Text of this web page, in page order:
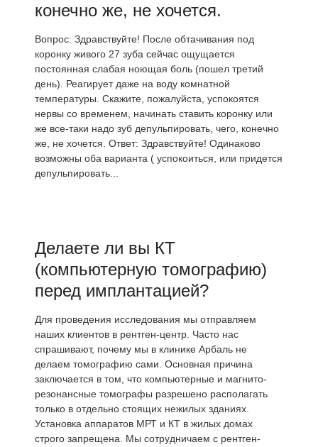
конечно же, не хочется.
Вопрос: Здравствуйте! После обтачивания под
коронку живого 27 зуба сейчас ощущается
постоянная слабая ноющая боль (пошел третий
день). Реагирует даже на воду комнатной
температуры. Скажите, пожалуйста, успокоятся
нервы со временем, начинать ставить коронку или
же все-таки надо зуб депульпировать, чего, конечно
же, не хочется. Ответ: Здравствуйте! Одинаково
возможны оба варианта ( успокоиться, или придется
депульпировать...
Делаете ли вы КТ
(компьютерную томографию)
перед имплантацией?
Для проведения исследования мы отправляем
наших клиентов в рентген-центр. Часто нас
спрашивают, почему мы в клинике Арбаль не
делаем томографию сами. Основная причина
заключается в том, что компьютерные и магнито-
резонансные томографы разрешено располагать
только в отдельно стоящих нежилых зданиях.
Установка аппаратов МРТ и КТ в жилых домах
строго запрещена. Мы сотрудничаем с рентген-